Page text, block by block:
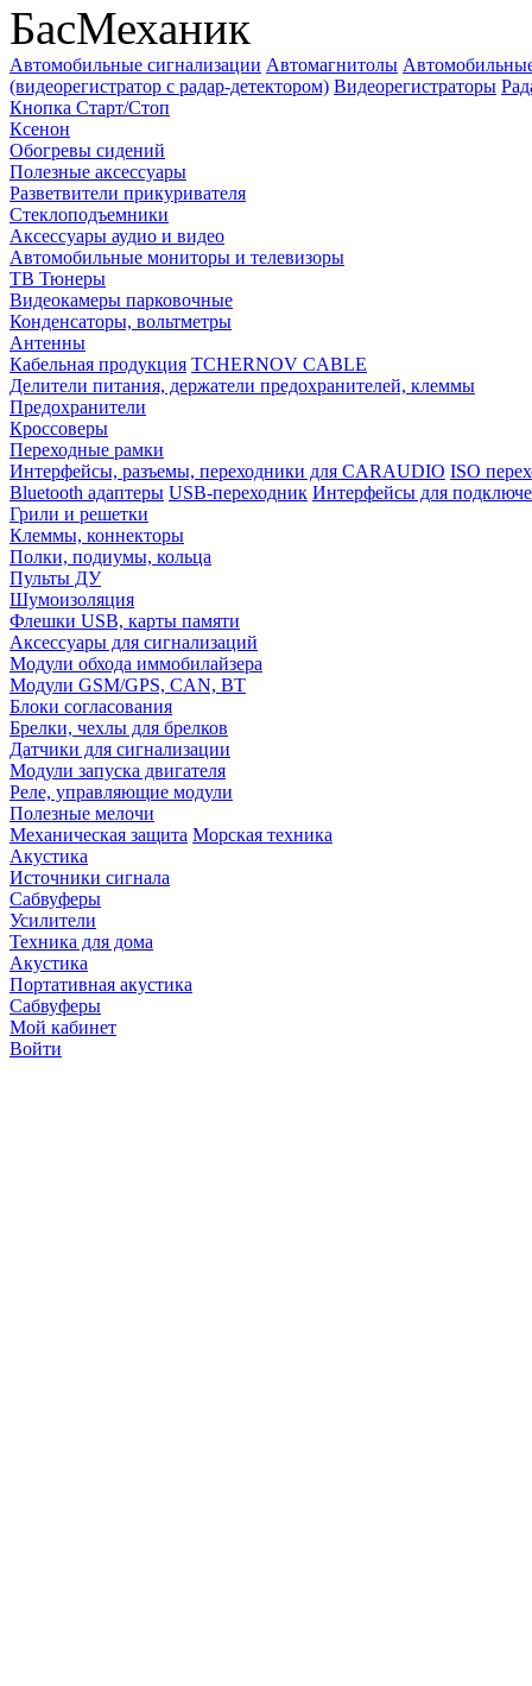
БасМеханик
Автомобильные сигнализации Автомагнитолы
(видеорегистратор с радар-детектором) Видеорегистраторы
Кнопка Старт/Стоп
Ксенон
Обогревы сидений
Полезные аксессуары
Разветвители прикуривателя
Стеклоподъемники
Аксессуары аудио и видео
Автомобильные мониторы и телевизоры
ТВ Тюнеры
Видеокамеры парковочные
Конденсаторы, вольтметры
Антенны
Кабельная продукция TCHERNOV CABLE
Делители питания, держатели предохранителей, клеммы
Предохранители
Кроссоверы
Переходные рамки
Интерфейсы, разъемы, переходники для CARAUDIO ISO
Bluetooth адаптеры USB-переходник Интерфейсы для
Грили и решетки
Клеммы, коннекторы
Полки, подиумы, кольца
Пульты ДУ
Шумоизоляция
Флешки USB, карты памяти
Аксессуары для сигнализаций
Модули обхода иммобилайзера
Модули GSM/GPS, CAN, BT
Блоки согласования
Брелки, чехлы для брелков
Датчики для сигнализации
Модули запуска двигателя
Реле, управляющие модули
Полезные мелочи
Механическая защита Морская техника
Акустика
Источники сигнала
Сабвуферы
Усилители
Техника для дома
Акустика
Портативная акустика
Сабвуферы
Мой кабинет
Войти